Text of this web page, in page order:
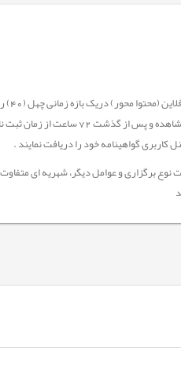
کاربری گواهینامه خود را دریافت نمایند .
برگزاری و عوامل دیگر، شهریه ای